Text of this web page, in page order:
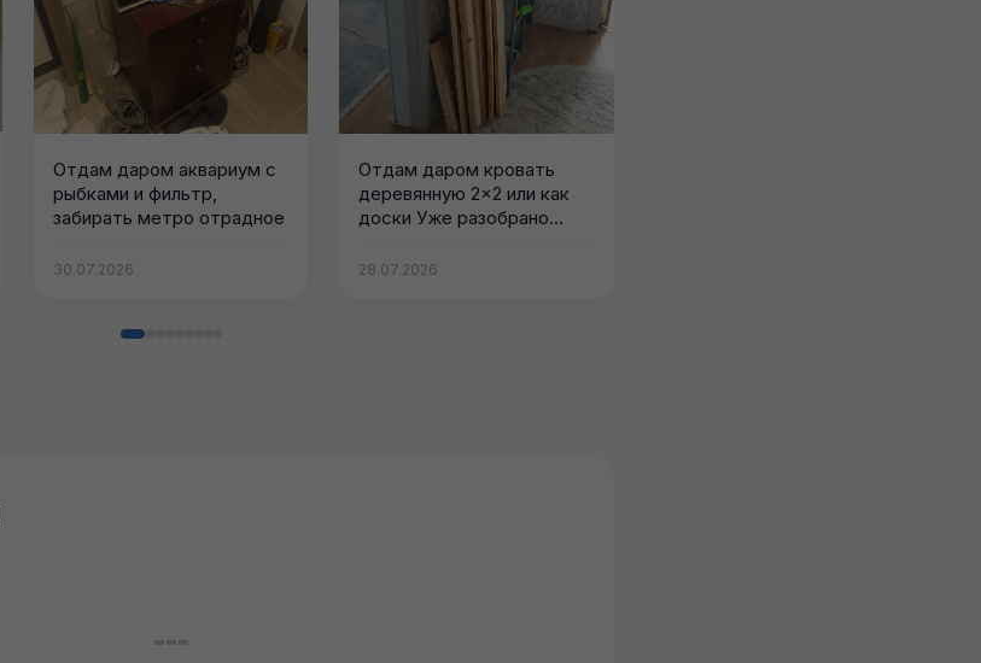
Отдам даром аквариум с
рыбками и фильтр,
забирать метро отрадное
30.07.2026
Отдам даром кровать
деревянную 2×2 или как
доски Уже разобрано
28.07.2026